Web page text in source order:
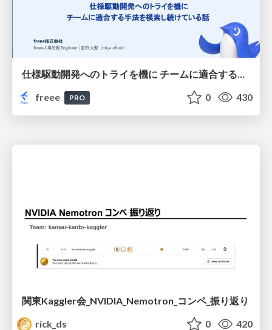
仕様駆動開発へのトライを機に チームに適合する手法を模索し続けている話
freee
PRO 0 430
関東Kaggler会_NVIDIA_Nemotron_コンペ_振り返り
rick_ds
0 420